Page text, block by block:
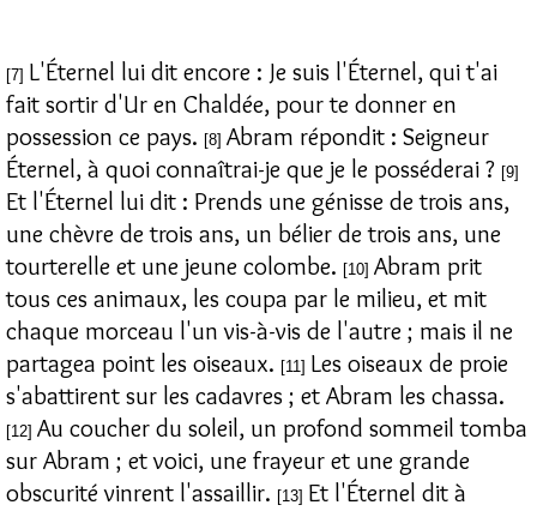
[7] L'Éternel lui dit encore : Je suis l'Éternel, qui t'ai
fait sortir d'Ur en Chaldée, pour te donner en
possession ce pays. [8] Abram répondit : Seigneur
Éternel, à quoi connaîtrai-je que je le posséderai ? [9]
Et l'Éternel lui dit : Prends une génisse de trois ans,
une chèvre de trois ans, un bélier de trois ans, une
tourterelle et une jeune colombe. [10] Abram prit
tous ces animaux, les coupa par le milieu, et mit
chaque morceau l'un vis-à-vis de l'autre ; mais il ne
partagea point les oiseaux. [11] Les oiseaux de proie
s'abattirent sur les cadavres ; et Abram les chassa.
[12] Au coucher du soleil, un profond sommeil tomba
sur Abram ; et voici, une frayeur et une grande
obscurité vinrent l'assaillir. [13] Et l'Éternel dit à